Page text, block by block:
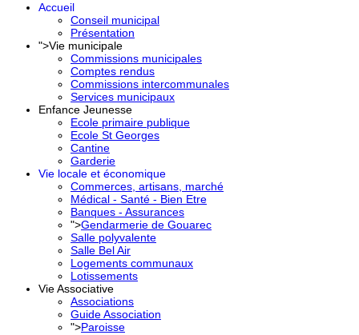
Accueil
Conseil municipal
Présentation
">Vie municipale
Commissions municipales
Comptes rendus
Commissions intercommunales
Services municipaux
Enfance Jeunesse
Ecole primaire publique
Ecole St Georges
Cantine
Garderie
Vie locale et économique
Commerces, artisans, marché
Médical - Santé - Bien Etre
Banques - Assurances
">Gendarmerie de Gouarec
Salle polyvalente
Salle Bel Air
Logements communaux
Lotissements
Vie Associative
Associations
Guide Association
">Paroisse